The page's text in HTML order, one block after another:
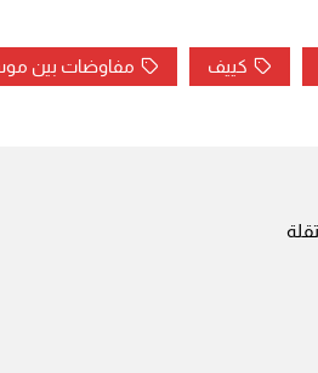
كييف مفاوضات بين